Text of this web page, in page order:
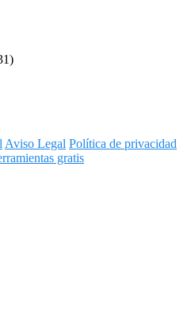
Aviso Legal Política de privacidad
gratis